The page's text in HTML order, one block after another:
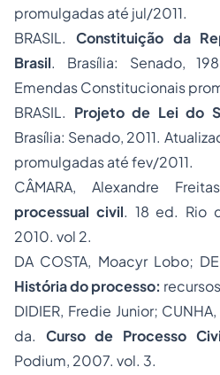
promulgadas até jul/2011.
BRASIL. Constituição da
Brasil. Brasília: Senado,
Emendas Constitucionais
BRASIL. Projeto de Lei do
Brasília: Senado, 2011.
promulgadas até fev/2011.
CÂMARA, Alexandre
processual civil. 18 ed. Rio
2010. vol 2.
DA COSTA, Moacyr Lobo;
História do processo:
DIDIER, Fredie Junior;
da. Curso de Processo
Podium, 2007. vol. 3.